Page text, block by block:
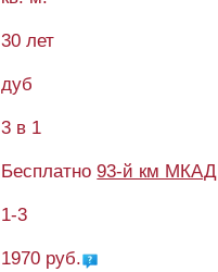
30 лет
дуб
3 в 1
Бесплатно93-й км МКАД
1-3
1970 руб.